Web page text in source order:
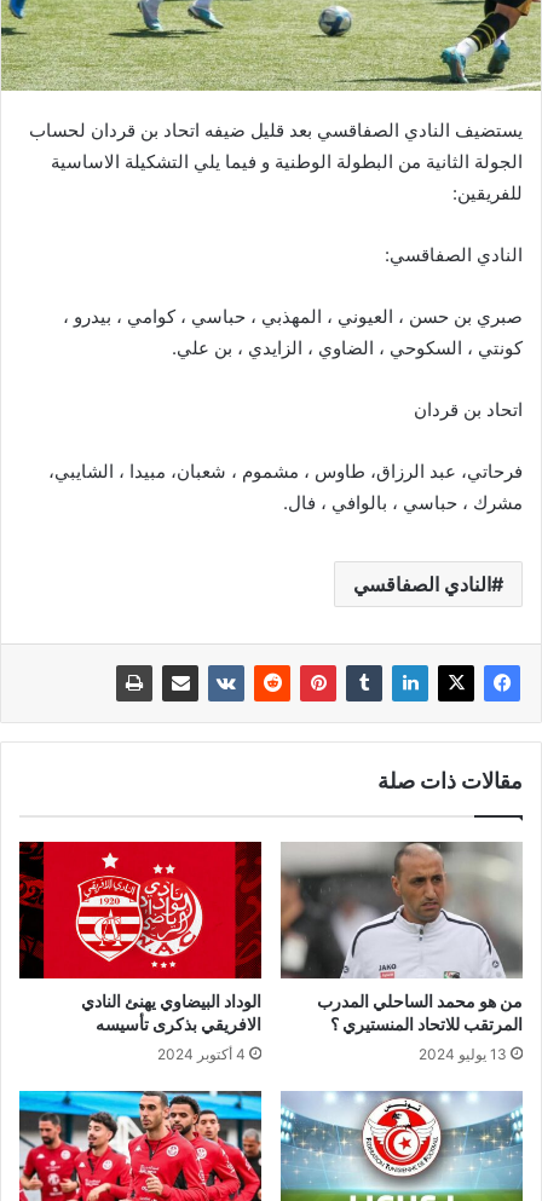
يستضيف النادي الصفاقسي بعد قليل ضيفه اتحاد بن قردان لحساب
الجولة الثانية من البطولة الوطنية و فيما يلي التشكيلة الاساسية
للفريقين:
النادي الصفاقسي:
صبري بن حسن ، العيوني ، المهذبي ، حباسي ، كوامي ، بيدرو ،
كونتي ، السكوحي ، الضاوي ، الزايدي ، بن علي.
اتحاد بن قردان
فرحاتي، عبد الرزاق، طاوس ، مشموم ، شعبان، مبيدا ، الشايبي،
مشرك ، حباسي ، بالوافي ، فال.
النادي الصفاقسي
مقالات ذات صلة
من هو محمد الساحلي المدرب
المرتقب للاتحاد المنستيري ؟
13 يوليو 2024
الوداد البيضاوي يهنئ النادي
الافريقي بذكرى تأسيسه
4 أكتوبر 2024